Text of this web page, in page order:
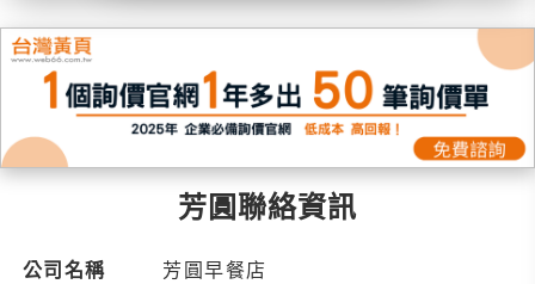
芳圓聯絡資訊
公司名稱 芳圓早餐店